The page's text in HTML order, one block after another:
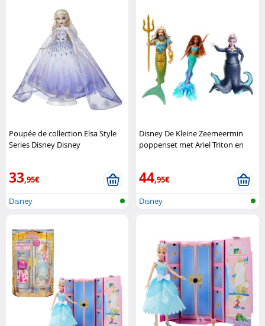
Poupée de collection Elsa Style
Series Disney Disney
33,95€
Disney
Disney De Kleine Zeemeermin
poppenset met Ariel Triton en
44,95€
Disney